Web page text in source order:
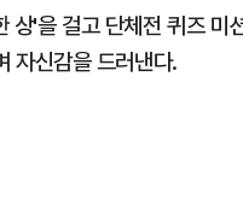
'을 걸고 단체전 퀴즈
자신감을 드러낸다.